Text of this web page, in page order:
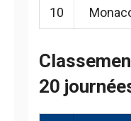
10
20